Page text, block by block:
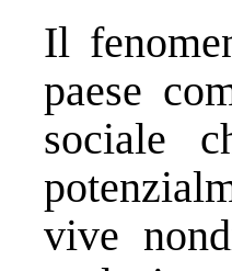
Il
paese
sociale
vive